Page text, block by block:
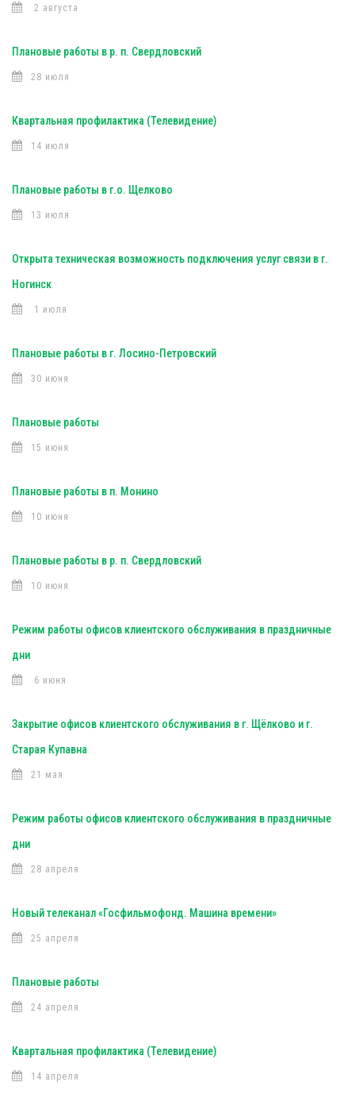
2 августа
Плановые работы в р. п. Свердловский
28 июля
Квартальная профилактика (Телевидение)
14 июля
Плановые работы в г.о. Щелково
13 июля
Открыта техническая возможность подключения услуг связи в г.
Ногинск
1 июля
Плановые работы в г. Лосино-Петровский
30 июня
Плановые работы
15 июня
Плановые работы в п. Монино
10 июня
Плановые работы в р. п. Свердловский
10 июня
Режим работы офисов клиентского обслуживания в праздничные
дни
6 июня
Закрытие офисов клиентского обслуживания в г. Щёлково и г.
Старая Купавна
21 мая
Режим работы офисов клиентского обслуживания в праздничные
дни
28 апреля
Новый телеканал «Госфильмофонд. Машина времени»
25 апреля
Плановые работы
24 апреля
Квартальная профилактика (Телевидение)
14 апреля